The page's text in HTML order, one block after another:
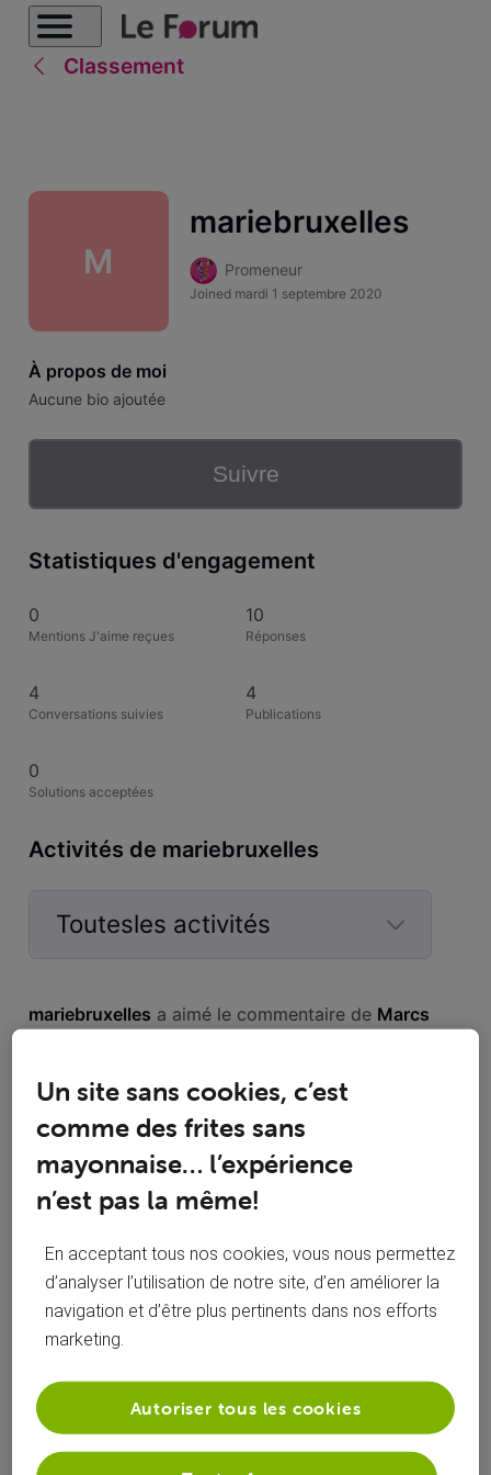
Classement
M
mariebruxelles
Promeneur
Joined mardi 1 septembre 2020
À propos de moi
Aucune bio ajoutée
Suivre
Statistiques d'engagement
0
Mentions J'aime reçues
10
Réponses
4
Conversations suivies
4
Publications
0
Solutions acceptées
Activités de mariebruxelles
Toutesles activités
activités
mariebruxelles a aimé le commentaire de Marcs
Hello, Je réalise que ma question était stupide, mais j'ai eu
un gros doute. Pour moi, il n'y a jamais de question stupide,
c'est bien plus con d'être embèté car on n'a pas osé poser
la question. +1 aussi pour la remarque de bulrog, si
mariebruxelles
Bonjour, @mariebruxelles Par contre, si le contenu de votre
Un site sans cookies, c’est
comme des frites sans
mayonnaise… l’expérience
n’est pas la même!
En acceptant tous nos cookies, vous nous permettez
d’analyser l’utilisation de notre site, d’en améliorer la
navigation et d’être plus pertinents dans nos efforts
marketing.
Autoriser tous les cookies